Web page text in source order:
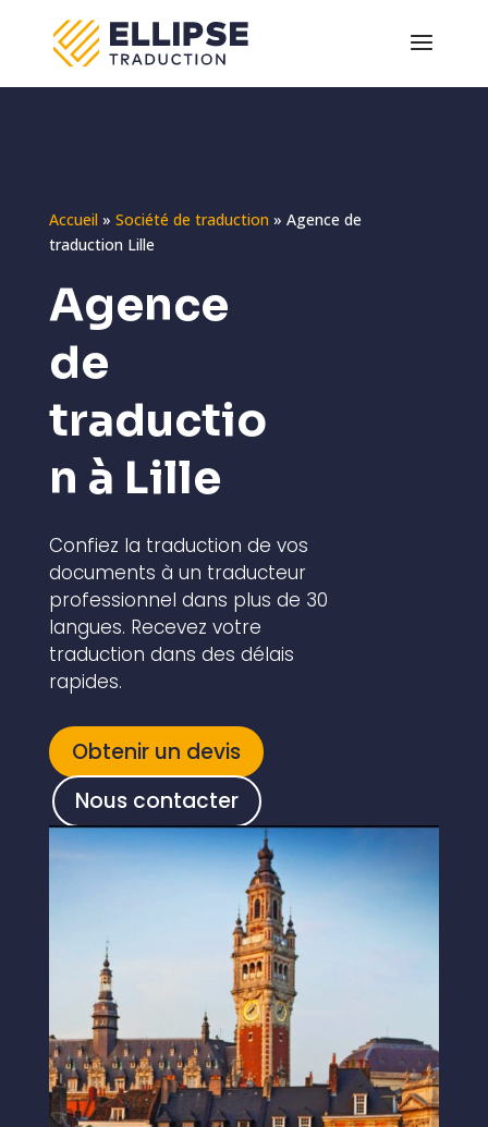
Accueil» Société de traduction» Agence de
traduction Lille
Agence
de
traductio
n à Lille
Confiez la traduction de vos
documents à un traducteur
professionnel dans plus de 30
langues. Recevez votre
traduction dans des délais
rapides.
Obtenir un devis
Nous contacter